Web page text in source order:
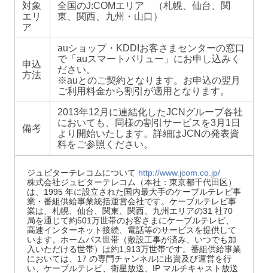
対象
エリ
ア
全国のJ:COMエリア （札幌、仙台、関
東、関西、九州・山口）
申込
方法
auショップ・KDDIお客さまセンターの窓口
で「auスマートバリュー」にお申し込みく
ださい。
※auとのご契約となります。お申込の翌月
ご利用料金から割引が適用となります。
備考
2013年12月に連結化したJCNグループ各社
においても、同様の割引サービスを3月1日
より開始いたします。詳細はJCNの発表資
料をご参照ください。
ジュピターテレコムについて http://www.jcom.co.jp/
株式会社ジュピターテレコム（本社：東京都千代田区）
は、1995 年に設立された国内最大手のケーブルテレビ事
業・番組供給事業統括運営会社です。ケーブルテレビ事
業は、札幌、仙台、関東、関西、九州エリアの31 社70
局を通じて約501万世帯のお客さまにケーブルテレビ、
高速インターネット接続、電話等のサービスを提供して
います。ホームパス世帯（敷設工事が済み、いつでも加
入いただける世帯）は約1,913万世帯です。番組供給事業
においては、17 の専門チャンネルに出資及び運営を行
い、ケーブルテレビ、衛星放送、IP マルチキャスト放送